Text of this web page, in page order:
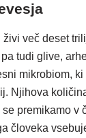
živi več deset
tudi glive,
mikrobiom,
Njihova
premikamo v
človeka